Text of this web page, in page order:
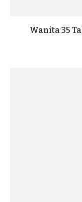
Wanita 35